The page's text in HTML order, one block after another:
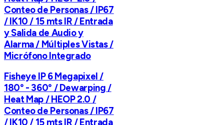
Conteo de Personas / IP67
/ IK10 / 15 mts IR / Entrada
y Salida de Audio y
Alarma / Múltiples Vistas /
Micrófono Integrado
Fisheye IP 6 Megapixel /
180° - 360° / Dewarping /
Heat Map / HEOP 2.0 /
Conteo de Personas / IP67
/ IK10 / 15 mts IR / Entrada